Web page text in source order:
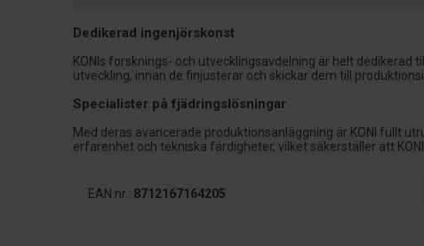
Dedikerad ingenjörskonst
KONIs forsknings- och utvecklingsavdelning är helt
utveckling, innan de finjusterar och skickar dem till
Specialister på fjädringslösningar
Med deras avancerade produktionsanläggning är KONI fullt
erfarenhet och tekniska färdigheter, vilket säkerställer att
EAN nr.: 8712167164205